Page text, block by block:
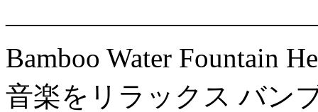
Bamboo Water Fountain
音楽をリラックス バン